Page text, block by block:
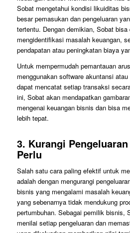
Sobat mengetahui kondisi likuiditas
besar pemasukan dan pengeluaran
tertentu. Dengan demikian, Sobat bisa
mengidentifikasi masalah keuangan,
pendapatan atau peningkatan biaya
Untuk mempermudah pemantauan
menggunakan software akuntansi
dapat mencatat setiap transaksi
ini, Sobat akan mendapatkan
mengenai keuangan bisnis dan bisa
lebih tepat.
3. Kurangi
Perlu
Salah satu cara paling efektif untuk
adalah dengan mengurangi
bisnis yang mengalami masalah
yang sebenarnya tidak mendukung
pertumbuhan. Sebagai pemilik bisnis,
menilai setiap pengeluaran dan